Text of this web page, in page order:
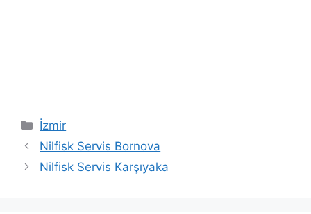
Kategoriler
İzmir
Nilfisk Servis Bornova
Nilfisk Servis Karşıyaka